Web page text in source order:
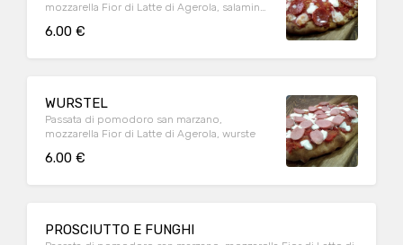
mozzarella Fior di Latte di Agerola, salamino
6.00 €
WURSTEL
Passata di pomodoro san marzano,
mozzarella Fior di Latte di Agerola, wurste
6.00 €
PROSCIUTTO E FUNGHI